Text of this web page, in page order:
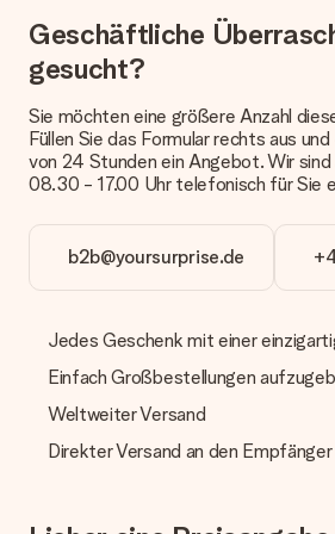
Welche Lieferoptionen stehen zur
Derzeit können wir (noch) keine
anbieten. Das Geschenk, das bestellt
Päckchen versendet. Möchtest du
oder Päckchen geliefert wird,
Kundenservice.
Wir bieten die folgenden
mit normaler Überweisung,
manuellen Überweisung verlängert
Geschenks jedoch um 3 Werktage.
Geschenk empfangen
Was, wenn das Geschenk meine
erfüllt?
kontaktieren. Dort wird dir umgehend
Geschäftliche
gesucht?
Sie möchten eine größere Anzahl
Füllen Sie das Formular rechts aus
von 24 Stunden ein Angebot. Wir
08.30 - 17.00 Uhr telefonisch für Sie
b2b@yoursurprise.de
Jedes Geschenk mit einer
Einfach Großbestellungen
Weltweiter Versand
Direkter Versand an den Empfänger